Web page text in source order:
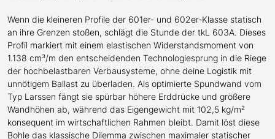
Wenn die kleineren Profile der 601er- und 602er-Klasse statisch
an ihre Grenzen stoßen, schlägt die Stunde der tkL 603A. Dieses
Profil markiert mit einem elastischen Widerstandsmoment von
1.138 cm³/m den entscheidenden Technologiesprung in die Riege
der hochbelastbaren Verbausysteme, ohne deine Logistik mit
unnötigem Ballast zu überladen. Als optimierte Spundwand vom
Typ Larssen fängt sie spürbar höhere Erddrücke und größere
Wandhöhen ab, während das Eigengewicht mit 102,5 kg/m²
konsequent im wirtschaftlichen Rahmen bleibt. Damit löst diese
Bohle das klassische Dilemma zwischen maximaler statischer